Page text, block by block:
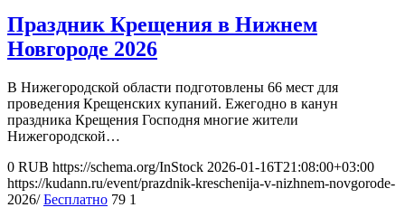
Праздник Крещения в Нижнем
Новгороде 2026
В Нижегородской области подготовлены 66 мест для
проведения Крещенских купаний. Ежегодно в канун
праздника Крещения Господня многие жители
Нижегородской…
0 RUB https://schema.org/InStock 2026-01-16T21:08:00+03:00
https://kudann.ru/event/prazdnik-kreschenija-v-nizhnem-novgorode-
2026/ Бесплатно 79 1